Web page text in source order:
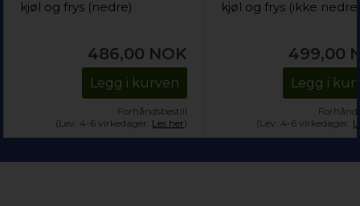
kjøl og frys (nedre)
486,00 NOK
Legg i kurven
Forhåndsbestill
(Lev. 4-6 virkedager. Les her)
kjøl og frys (ikke
499,00
Legg i
(Lev. 4-6 virkedager.